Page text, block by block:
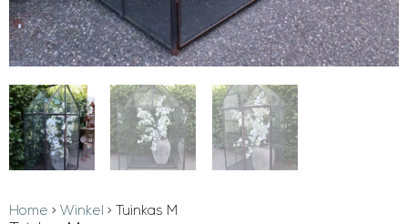
Home > Winkel > Tuinkas M